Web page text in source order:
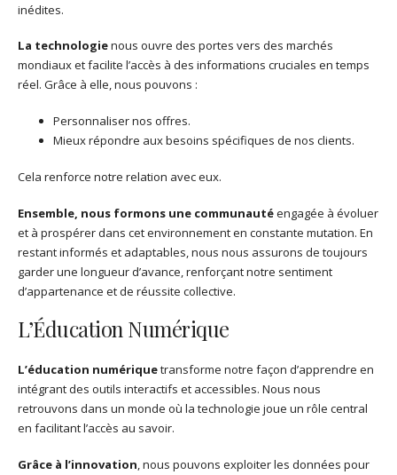
inédites.
La technologienous ouvre des portes vers des marchés
mondiaux et facilite l’accès à des informations cruciales en temps
réel. Grâce à elle, nous pouvons :
Personnaliser nos offres.
Mieux répondre aux besoins spécifiques de nos clients.
Cela renforce notre relation avec eux.
Ensemble, nous formons une communautéengagée à évoluer
et à prospérer dans cet environnement en constante mutation. En
restant informés et adaptables, nous nous assurons de toujours
garder une longueur d’avance, renforçant notre sentiment
d’appartenance et de réussite collective.
L’Éducation Numérique
L’éducation numériquetransforme notre façon d’apprendre en
intégrant des outils interactifs et accessibles. Nous nous
retrouvons dans un monde où la technologie joue un rôle central
en facilitant l’accès au savoir.
Grâce à l’innovation, nous pouvons exploiter les données pour